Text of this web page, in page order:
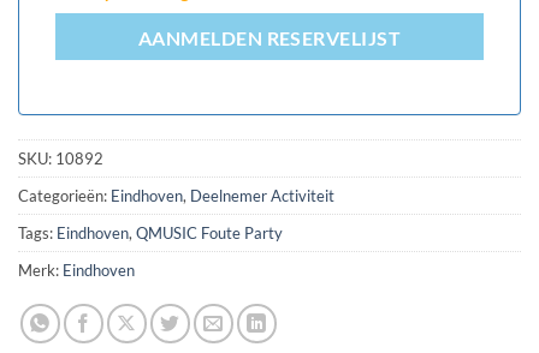
AANMELDEN RESERVELIJST
SKU: 10892
Categorieën: Eindhoven, Deelnemer Activiteit
Tags: Eindhoven,QMUSIC Foute Party
Merk: Eindhoven